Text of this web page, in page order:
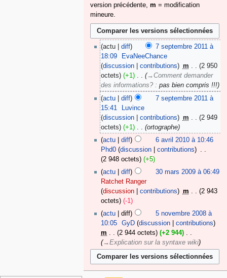
version précédente, m = modification
mineure.
actu diff
7 septembre 2011 à
18:09
EvaNeeChance
discussion
contributions m
2 950
octets
+1
→‎Comment demander
des informations? :pas bien compris !!!
actu
diff
7 septembre 2011 à
15:41
Luvince
discussion
contributions m
2 949
octets
+1
ortographe
actu
diff
6 avril 2010 à 10:46
Phd0 discussion contributions
2 948 octets
+5
actu
diff
30 mars 2009 à 06:49
Ratchet Ranger
discussion
contributions m
2 943
octets
-1
actu
diff
5 novembre 2008 à
10:05
GyD discussion
contributions
m
2 944 octets +2 944
→‎Explication sur la syntaxe wiki